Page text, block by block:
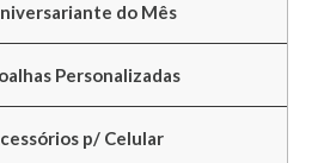
do Mês
Personalizadas
p/ Celular